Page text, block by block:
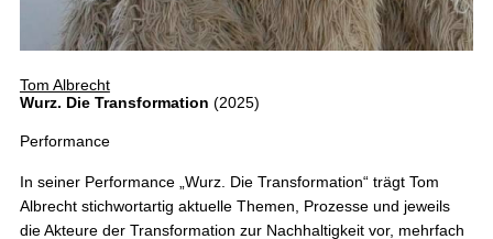
Tom Albrecht
Wurz. Die Transformation (2025)
Performance
In seiner Performance „Wurz. Die Transformation“ trägt Tom
Albrecht stichwortartig aktuelle Themen, Prozesse und jeweils
die Akteure der Transformation zur Nachhaltigkeit vor, mehrfach